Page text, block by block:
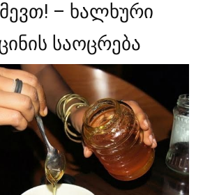
– ხალხური
საოცრება